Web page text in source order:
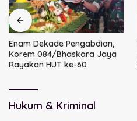
Enam Dekade Pengabdian,
Korem 084/Bhaskara Jaya
Rayakan HUT ke-60
Hukum & Kriminal